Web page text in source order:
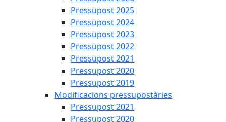
Pressupost 2025
Pressupost 2024
Pressupost 2023
Pressupost 2022
Pressupost 2021
Pressupost 2020
Pressupost 2019
Modificacions pressupostàries
Pressupost 2021
Pressupost 2020